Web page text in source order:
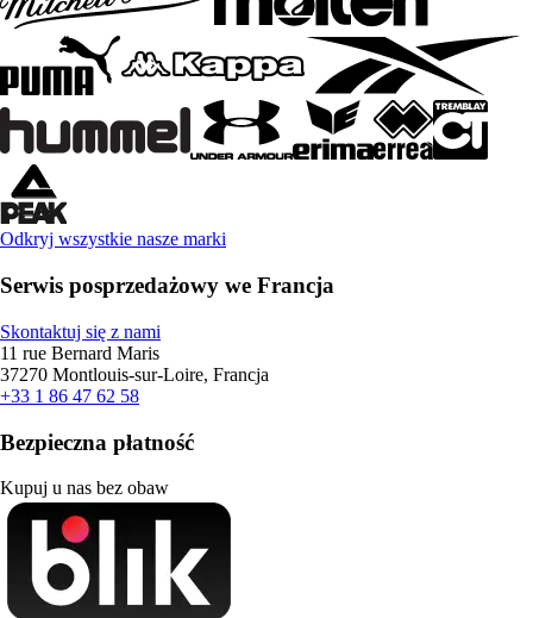
Odkryj wszystkie nasze marki
Serwis posprzedażowy we Francja
Skontaktuj się z nami
11 rue Bernard Maris
37270 Montlouis-sur-Loire, Francja
+33 1 86 47 62 58
Bezpieczna płatność
Kupuj u nas bez obaw